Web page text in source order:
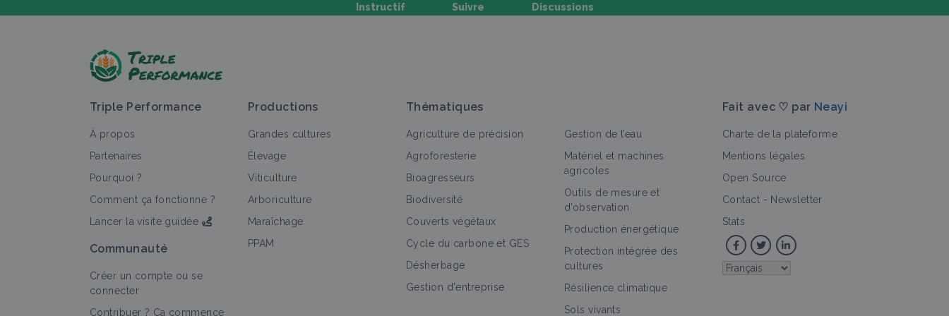
Instructif Suivre
Discussions
Tout Bioagresseur Fiche technique Retour d'expérience Portail thématique Culture et production
>
Insecte (bioagresseur)
Bioagresseur
Triple Performance
À propos
Partenaires
Pourquoi ?
Comment ça fonctionne ?
Lancer la visite guidée
Communauté
Créer un compte ou se
connecter
Contribuer ? Ça commence
Productions
Grandes cultures
Élevage
Viticulture
Arboriculture
Maraîchage
PPAM
Thématiques
Agriculture de précision
Agroforesterie
Bioagresseurs
Biodiversité
Couverts végétaux
Cycle du carbone et GES
Désherbage
Gestion d'entreprise
Gestion de l’eau
Matériel et machines
agricoles
Outils de mesure et
d’observation
Production énergétique
Protection intégrée des
cultures
Résilience climatique
Sols vivants
Fait avec ♡ par Neayi
Charte de la plateforme
Mentions légales
Open Source
Contact - Newsletter
Stats